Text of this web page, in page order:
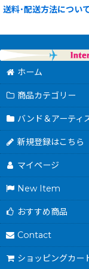
送料･配送方法につい
ホーム
商品カテゴリー
バンド＆アーティ
新規登録はこちら
マイページ
New Item
おすすめ商品
Contact
ショッピングカー